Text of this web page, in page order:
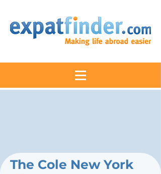
The Cole New York